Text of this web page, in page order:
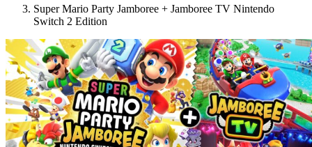
Super Mario Party Jamboree + Jamboree TV Nintendo
Switch 2 Edition